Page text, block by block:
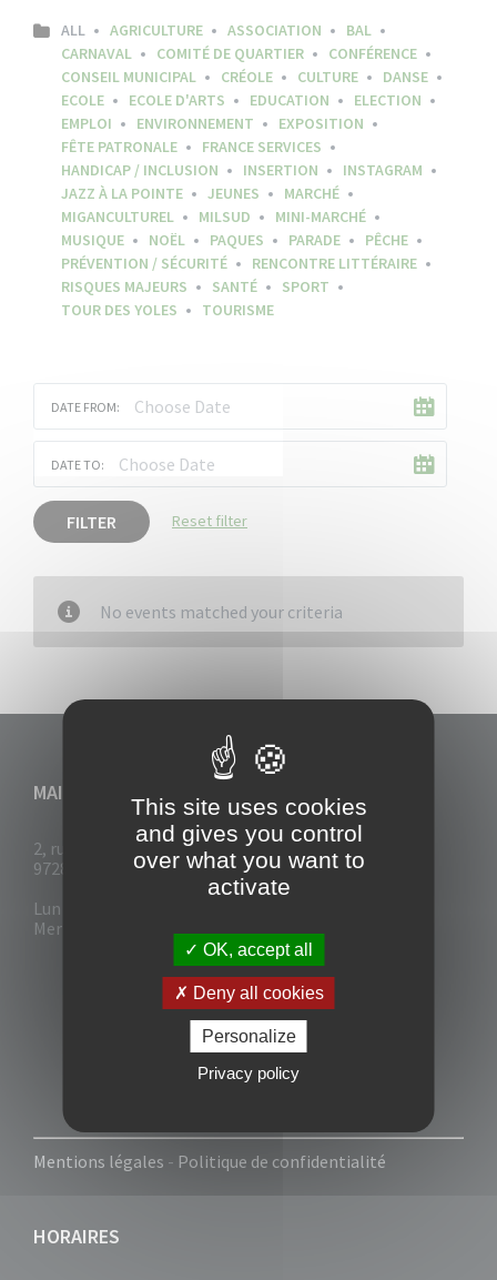
ALL AGRICULTURE ASSOCIATION
BAL
CARNAVAL
COMITÉ DE QUARTIER
CONFÉRENCE
CONSEIL MUNICIPAL
CRÉOLE CULTURE
DANSE
ECOLE
ECOLE D'ARTS EDUCATION
ELECTION
EMPLOI
ENVIRONNEMENT
EXPOSITION
FÊTE PATRONALE
FRANCE SERVICES
HANDICAP / INCLUSION
INSERTION
INSTAGRAM
JAZZ À LA POINTE
JEUNES
MARCHÉ
MIGANCULTUREL
MILSUD
MINI-MARCHÉ
MUSIQUE
NOËL PAQUES PARADE
PÊCHE
PRÉVENTION / SÉCURITÉ
RENCONTRE LITTÉRAIRE
RISQUES MAJEURS
SANTÉ
SPORT
TOUR DES YOLES
TOURISME
DATE FROM:
DATE TO:
FILTER Reset filter
No events matched your criteria
MAIRIE DU VAUCLIN
2, rue Collignon
97280 Le Vauclin
Lun - Mar : 7h30- 13h & 14h-17h
Mer-Jeu-Vend : 7h30 - 13h30
Mentions légales - Politique de confidentialité
HORAIRES
This site uses cookies
and gives you control
over what you want to
activate
OK, accept all
Deny all cookies
Personalize
Privacy policy